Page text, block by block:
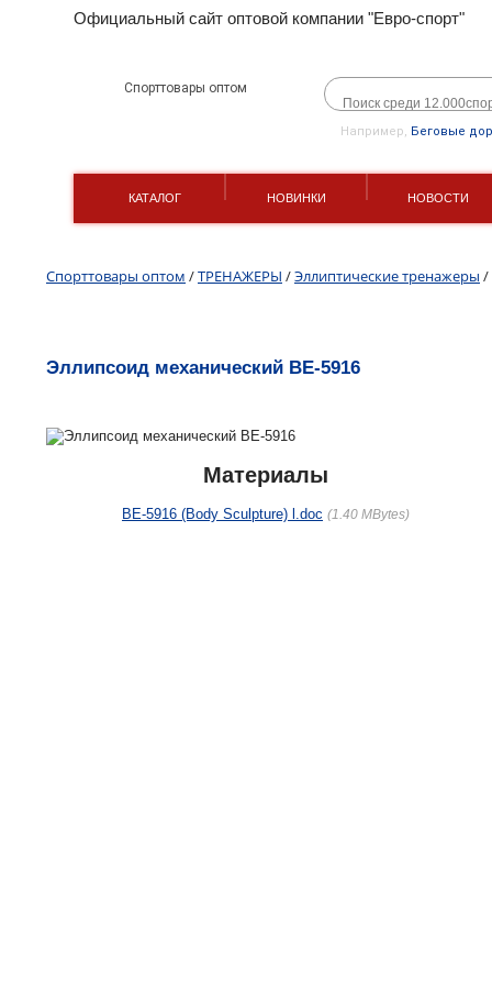
Официальный сайт оптовой компании "Евро-спорт"
Спорттовары оптом
Например, Беговые
КАТАЛОГ НОВИНКИ НОВОСТИ
Спорттовары оптом /ТРЕНАЖЕРЫ /Эллиптические тренажеры /
Эллипсоид механический BE-5916
Материалы
BE-5916 (Body Sculpture) l.doc 1.40 MBytes